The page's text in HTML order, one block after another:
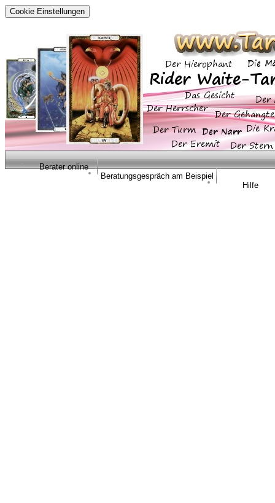
Cookie Einstellungen
Berater online
Beratungsgespräch am Beispiel
Hilfe